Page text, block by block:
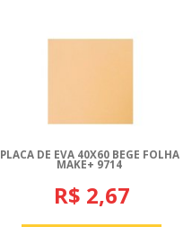
PLACA DE EVA 40X60 BEGE FOLHA
MAKE+ 9714
R$ 2,67